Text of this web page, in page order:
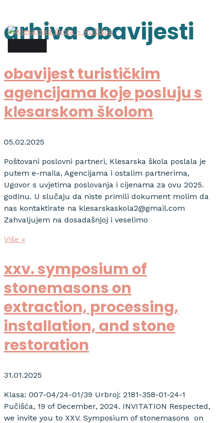
content
main
menu
arhiva obavijesti
obavijest turističkim
agencijama koje posluju s
klesarskom školom
05.02.2025
Poštovani poslovni partneri, Klesarska škola poslala je
putem e-maila, Agencijama i ostalim partnerima,
Ugovor s uvjetima poslovanja i cijenama za ovu 2025.
godinu. U slučaju da niste primili dokument molim da
nas kontaktirate na klesarskaskola2@gmail.com
Zahvaljujem na dosadašnjoj i veselimo
Više »
xxv. symposium of
stonemasons on
extraction, processing,
installation, and stone
restoration
31.01.2025
Klasa: 007-04/24-01/39 Urbroj: 2181-358-01-24-1
Pučišća, 19 of December, 2024. INVITATION Respected,
we invite you to XXV. Symposium of stonemasons on